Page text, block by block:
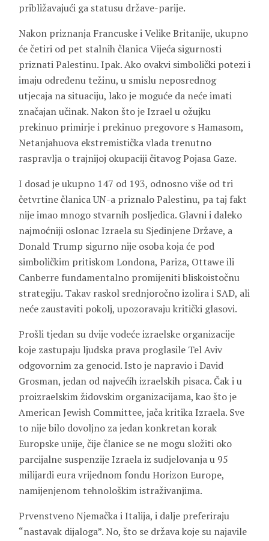
približavajući ga statusu države-parije.
Nakon priznanja Francuske i Velike Britanije, ukupno
će četiri od pet stalnih članica Vijeća sigurnosti
priznati Palestinu. Ipak. Ako ovakvi simbolički potezi i
imaju određenu težinu, u smislu neposrednog
utjecaja na situaciju, lako je moguće da neće imati
značajan učinak. Nakon što je Izrael u ožujku
prekinuo primirje i prekinuo pregovore s Hamasom,
Netanjahuova ekstremistička vlada trenutno
raspravlja o trajnijoj okupaciji čitavog Pojasa Gaze.
I dosad je ukupno 147 od 193, odnosno više od tri
četvrtine članica UN-a priznalo Palestinu, pa taj fakt
nije imao mnogo stvarnih posljedica. Glavni i daleko
najmoćniji oslonac Izraela su Sjedinjene Države, a
Donald Trump sigurno nije osoba koja će pod
simboličkim pritiskom Londona, Pariza, Ottawe ili
Canberre fundamentalno promijeniti bliskoistočnu
strategiju. Takav raskol srednjoročno izolira i SAD, ali
neće zaustaviti pokolj, upozoravaju kritički glasovi.
Prošli tjedan su dvije vodeće izraelske organizacije
koje zastupaju ljudska prava proglasile Tel Aviv
odgovornim za genocid. Isto je napravio i David
Grosman, jedan od najvećih izraelskih pisaca. Čak i u
proizraelskim židovskim organizacijama, kao što je
American Jewish Committee, jača kritika Izraela. Sve
to nije bilo dovoljno za jedan konkretan korak
Europske unije, čije članice se ne mogu složiti oko
parcijalne suspenzije Izraela iz sudjelovanja u 95
milijardi eura vrijednom fondu Horizon Europe,
namijenjenom tehnološkim istraživanjima.
Prvenstveno Njemačka i Italija, i dalje preferiraju
“nastavak dijaloga”. No, što se država koje su najavile